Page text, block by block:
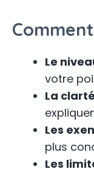
Le
votre
La clarté
Les
plus
Les